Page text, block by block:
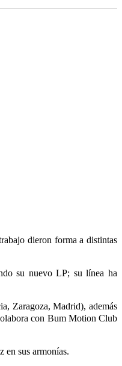
dieron forma a distintas
su nuevo LP; su línea ha
Zaragoza, Madrid), además
con Bum Motion Club
en sus armonías.